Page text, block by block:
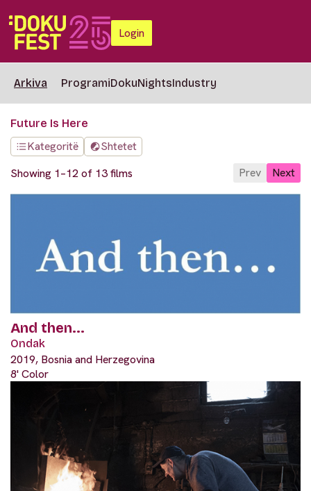
Login
Arkiva ProgramiDokuNightsIndustry
Future Is Here
Kategoritë
Shtetet
Showing 1–12 of 13 films
Prev Next
And then...
Ondak
2019, Bosnia and Herzegovina
8' Color